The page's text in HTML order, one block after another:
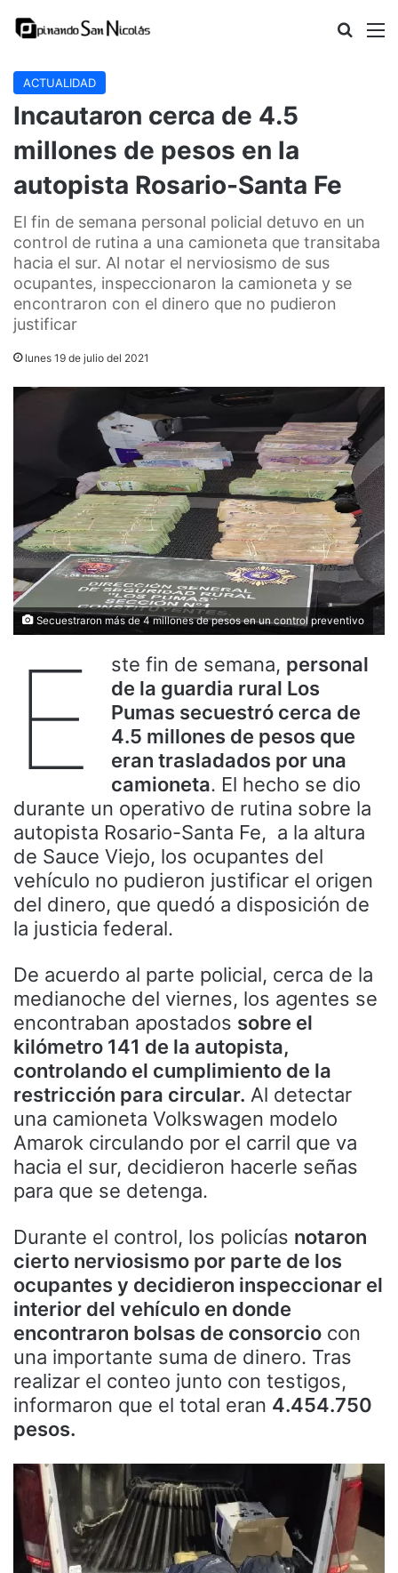
Buscar
ACTUALIDAD
Incautaron cerca de 4.5
millones de pesos en la
autopista Rosario-Santa Fe
El fin de semana personal policial detuvo en un
control de rutina a una camioneta que transitaba
hacia el sur. Al notar el nerviosismo de sus
ocupantes, inspeccionaron la camioneta y se
encontraron con el dinero que no pudieron
justificar
lunes 19 de julio del 2021
Secuestraron más de 4 millones de pesos en un control preventivo
E ste fin de semana, personal
de la guardia rural Los
Pumas secuestró cerca de
4.5 millones de pesos que
eran trasladados por una
camioneta. El hecho se dio
durante un operativo de rutina sobre la
autopista Rosario-Santa Fe, a la altura
de Sauce Viejo, los ocupantes del
vehículo no pudieron justificar el origen
del dinero, que quedó a disposición de
la justicia federal.
De acuerdo al parte policial, cerca de la
medianoche del viernes, los agentes se
encontraban apostados sobre el
kilómetro 141 de la autopista,
controlando el cumplimiento de la
restricción para circular. Al detectar
una camioneta Volkswagen modelo
Amarok circulando por el carril que va
hacia el sur, decidieron hacerle señas
para que se detenga.
Durante el control, los policías notaron
cierto nerviosismo por parte de los
ocupantes y decidieron inspeccionar el
interior del vehículo en donde
encontraron bolsas de consorcio con
una importante suma de dinero. Tras
realizar el conteo junto con testigos,
informaron que el total eran 4.454.750
pesos.